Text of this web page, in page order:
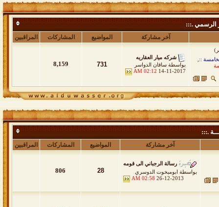
الرسمي .:::
آخر مشاركة المواضيع المشاركات المراقبين
::
شركه ميار العقاريه
بواسطة ساقان الدواسر
14-11-2017
02:12 AM
731
8,159
.:::
آخر مشاركة المواضيع المشاركات المراقبين
رسالة الرجباني الى قومه
بواسطة ابومبخوت الدوسري
26-12-2013
02:58 AM
28
806